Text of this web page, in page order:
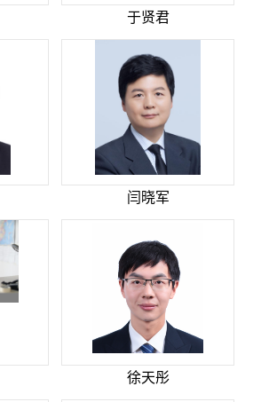
于贤君
闫晓军
徐天彤